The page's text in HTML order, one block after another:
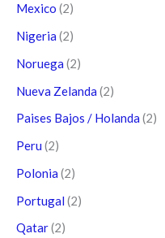
Mexico (2)
Nigeria (2)
Noruega (2)
Nueva Zelanda (2)
Paises Bajos / Holanda (2)
Peru (2)
Polonia (2)
Portugal (2)
Qatar(2)